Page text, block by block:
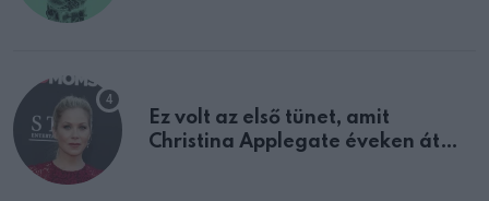
Ez volt az első tünet, amit
Christina Applegate éveken át